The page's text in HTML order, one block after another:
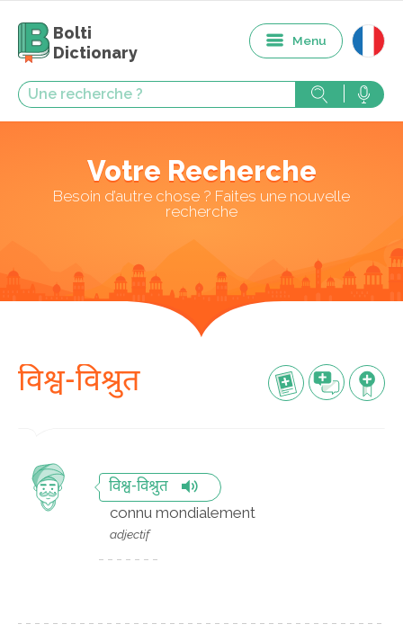
Bolti
Dictionary
Menu
Votre Recherche
Besoin d’autre chose ? Faites une nouvelle
recherche
विश्व-विश्रुत
विश्व-विश्रुत
connu mondialement
adjectif